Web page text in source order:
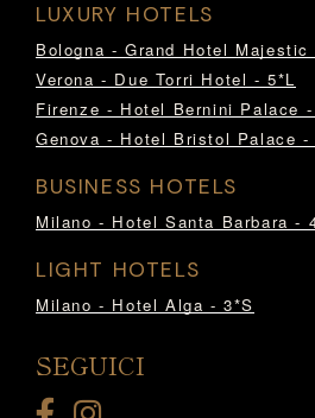
LUXURY HOTELS
Bologna - Grand Hotel
Verona - Due Torri Hotel - 5*L
Firenze - Hotel Bernini Palace -
Genova - Hotel Bristol Palace -
BUSINESS HOTELS
Milano - Hotel Santa Barbara -
LIGHT HOTELS
Milano - Hotel Alga - 3*S
SEGUICI